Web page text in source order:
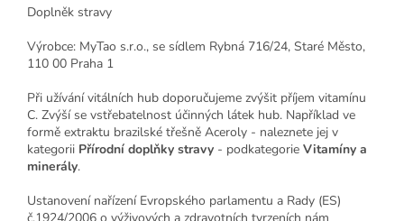
Doplněk stravy
Výrobce: MyTao s.r.o., se sídlem Rybná 716/24, Staré Město,
110 00 Praha 1
Při užívání vitálních hub doporučujeme zvýšit příjem vitamínu
C. Zvýší se vstřebatelnost účinných látek hub. Například ve
formě extraktu brazilské třešně Aceroly - naleznete jej v
kategorii Přírodní doplňky stravy - podkategorie Vitamíny a
minerály.
Ustanovení nařízení Evropského parlamentu a Rady (ES)